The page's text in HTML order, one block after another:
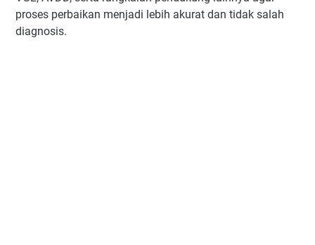
proses perbaikan menjadi lebih akurat dan tidak salah
diagnosis.